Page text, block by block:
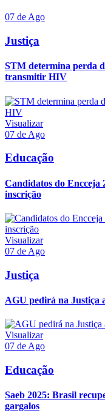
07 de Ago
Justiça
STM determina perda
transmitir HIV
Visualizar
07 de Ago
Educação
Candidatos do Encceja
inscrição
Visualizar
07 de Ago
Justiça
AGU pedirá na Justiça
Visualizar
07 de Ago
Educação
Saeb 2025: Brasil
gargalos